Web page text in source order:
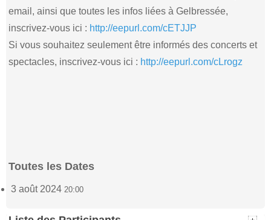
email, ainsi que toutes les infos liées à Gelbressée,
inscrivez-vous ici : http://eepurl.com/cETJJP
Si vous souhaitez seulement être informés des concerts et
spectacles, inscrivez-vous ici : http://eepurl.com/cLrogz
Toutes les Dates
3 août 2024 20:00